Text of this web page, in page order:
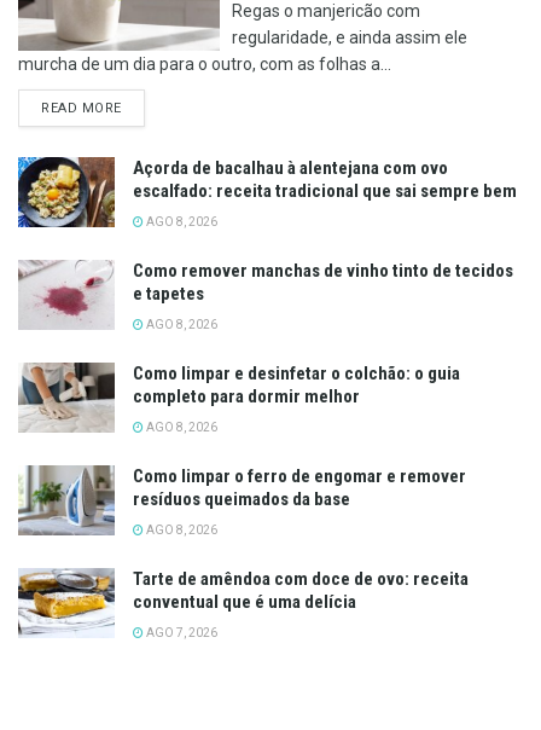
Regas o manjericão com
regularidade, e ainda assim ele
murcha de um dia para o outro, com as folhas a...
READ MOREDETAILS
Açorda de bacalhau à alentejana com ovo
escalfado: receita tradicional que sai sempre bem
AGO 8, 2026
Como remover manchas de vinho tinto de tecidos
e tapetes
AGO 8, 2026
Como limpar e desinfetar o colchão: o guia
completo para dormir melhor
AGO 8, 2026
Como limpar o ferro de engomar e remover
resíduos queimados da base
AGO 8, 2026
Tarte de amêndoa com doce de ovo: receita
conventual que é uma delícia
AGO 7, 2026